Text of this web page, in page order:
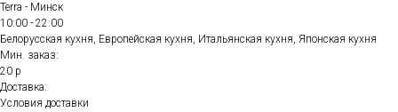
Terra - Минск
10:00 - 22:00
Белорусская кухня, Европейская кухня, Итальянская кухня, Японская кухня
Мин. заказ:
20 р
Доставка:
Условия доставки